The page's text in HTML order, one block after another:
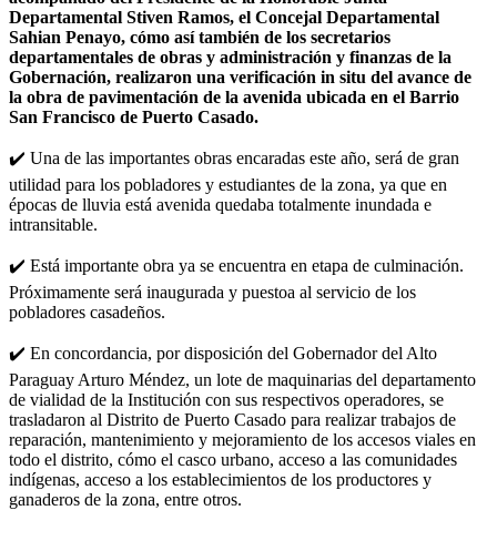
Departamental Stiven Ramos, el Concejal Departamental
Sahian Penayo, cómo así también de los secretarios
departamentales de obras y administración y finanzas de la
Gobernación, realizaron una verificación in situ del avance de
la obra de pavimentación de la avenida ubicada en el Barrio
San Francisco de Puerto Casado.
✔️ Una de las importantes obras encaradas este año, será de gran
utilidad para los pobladores y estudiantes de la zona, ya que en
épocas de lluvia está avenida quedaba totalmente inundada e
intransitable.
✔️ Está importante obra ya se encuentra en etapa de culminación.
Próximamente será inaugurada y puestoa al servicio de los
pobladores casadeños.
✔️ En concordancia, por disposición del Gobernador del Alto
Paraguay Arturo Méndez, un lote de maquinarias del departamento
de vialidad de la Institución con sus respectivos operadores, se
trasladaron al Distrito de Puerto Casado para realizar trabajos de
reparación, mantenimiento y mejoramiento de los accesos viales en
todo el distrito, cómo el casco urbano, acceso a las comunidades
indígenas, acceso a los establecimientos de los productores y
ganaderos de la zona, entre otros.